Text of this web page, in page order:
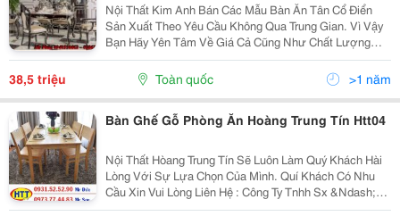
Nội Thất Kim Anh Bán Các Mẫu Bàn Ăn Tân Cổ Điển
Sản Xuất Theo Yêu Cầu Không Qua Trung Gian. Vì Vậy
Bạn Hãy Yên Tâm Về Giá Cả Cũng Như Chất Lượng
Các Sản Phẩm Bên Công Ty Chúng Tôi. Bàn Ăn Phong
Cách Châu Âu Phối Hợp Hài
38,5 triệu Toàn quốc >1 năm
Bàn Ghế Gỗ Phòng Ăn Hoàng Trung Tín Htt04
Nội Thất Hòang Trung Tín Sẽ Luôn Làm Quý Khách Hài
Lòng Với Sự Lựa Chọn Của Mình. Quí Khách Có Nhu
Cầu Xin Vui Lòng Liên Hệ : Công Ty Tnhh Sx &Ndash;
Tm &Ndash; Xnk Hoàng Trung Tín Đc Xưởng : 471/74